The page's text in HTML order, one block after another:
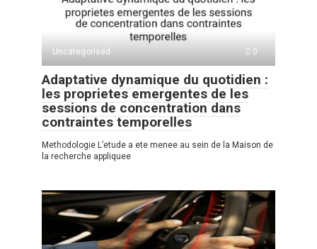
Uncategorised 0
Adaptative dynamique du quotidien :
les proprietes emergentes de les
sessions de concentration dans
contraintes temporelles
Methodologie L’etude a ete menee au sein de la Maison de
la recherche appliquee